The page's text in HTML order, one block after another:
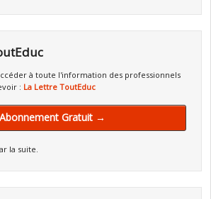
à toute l'information des professionnels
: La Lettre ToutEduc
Abonnement Gratuit →
la suite.